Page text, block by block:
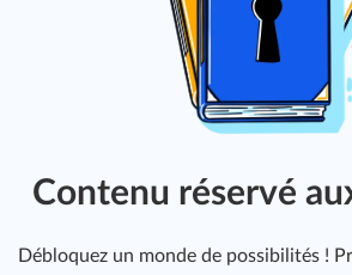
Contenu réservé
Débloquez un monde de possibilités !